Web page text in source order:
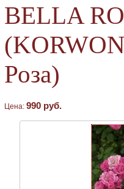
BELLA
Роза)
Цена: 990 руб.